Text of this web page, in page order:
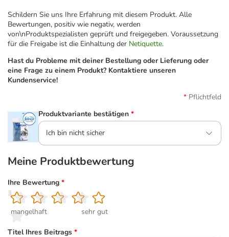
Schildern Sie uns Ihre Erfahrung mit diesem Produkt. Alle
Bewertungen, positiv wie negativ, werden
von\nProduktspezialisten geprüft und freigegeben. Voraussetzung
für die Freigabe ist die Einhaltung der Netiquette.
Hast du Probleme mit deiner Bestellung oder Lieferung oder
eine Frage zu einem Produkt? Kontaktiere unseren
Kundenservice!
Pflichtfeld
Produktvariante bestätigen *
Ich bin nicht sicher
Meine Produktbewertung
Ihre Bewertung *
1
mangelhaft
2
3
4
5
sehr gut
Titel Ihres Beitrags *